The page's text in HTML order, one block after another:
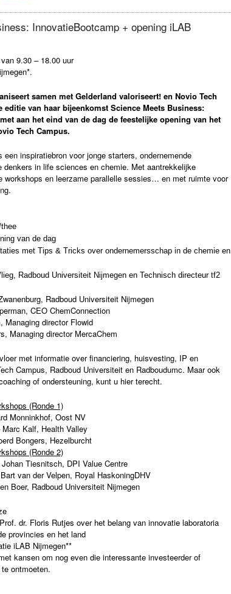
InnovatieBootcamp + opening iLAB
9.30 – 18.00 uur
samen met Gelderland valoriseert! en Novio Tech
editie van haar bijeenkomst Science Meets Business:
met aan het eind van de dag de feestelijke opening van het
Tech Campus.
een inspiratiebron voor jonge starters, ondernemende
denkers in life sciences en chemie. Met aantrekkelijke
workshops en leerzame parallelle sessies… en met ruimte voor
van de dag
met Tips & Tricks over ondernemersschap in de chemie en
Radboud Universiteit Nijmegen en Technisch directeur tf2
Radboud Universiteit Nijmegen
CEO ChemConnection
director Flowid
director MercaChem
met informatie over financiering, huisvesting, IP en
Campus, Radboud Universiteit en Radboudumc. Maar ook
of ondersteuning, kunt u hier terecht.
(Ronde 1)
Monninkhof, Oost NV
Kalf, Health Valley
Bongers, Hezelburcht
(Ronde 2)
Tiesnitsch, DPI Value Centre
van der Velpen, Royal HaskoningDHV
Boer, Radboud Universiteit Nijmegen
dr. Floris Rutjes over het belang van innovatie laboratoria
provincies en het land
iLAB Nijmegen**
kansen om nog even die interessante investeerder of
ontmoeten.